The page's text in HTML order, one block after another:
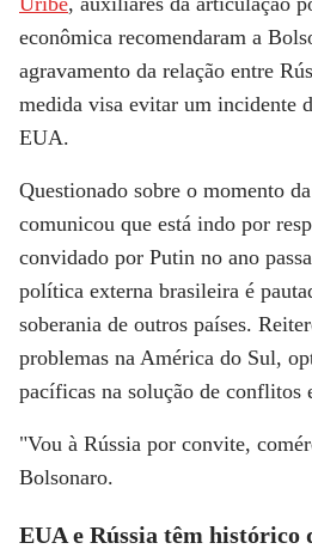
econômica recomendaram a
agravamento da relação entre
medida visa evitar um incidente
EUA.
Questionado sobre o momento
comunicou que está indo por
convidado por Putin no ano
política externa brasileira é
soberania de outros países.
problemas na América do Sul,
pacíficas na solução de conflitos
"Vou à Rússia por convite,
Bolsonaro.
EUA e Rússia têm histórico